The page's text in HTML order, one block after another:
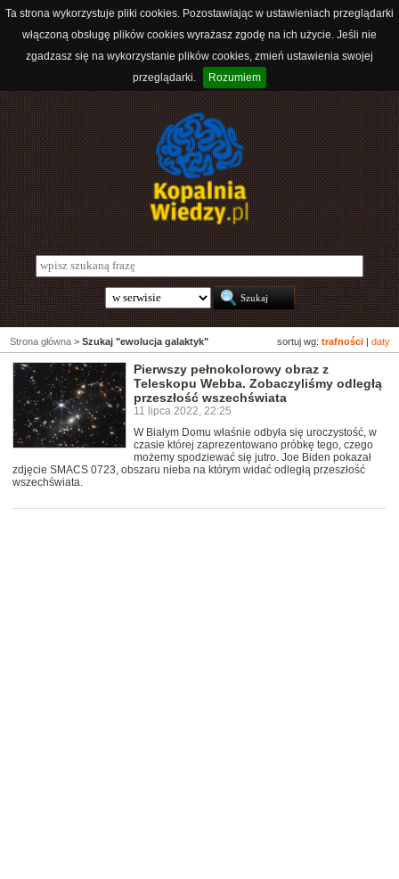
Ta strona wykorzystuje pliki cookies. Pozostawiając w ustawieniach przeglądarki
włączoną obsługę plików cookies wyrażasz zgodę na ich użycie. Jeśli nie
zgadzasz się na wykorzystanie plików cookies, zmień ustawienia swojej
przeglądarki.
Rozumiem
sortuj wg: trafności daty
Strona główna > Szukaj "ewolucja galaktyk"
Pierwszy pełnokolorowy obraz z
Teleskopu Webba. Zobaczyliśmy odległą
przeszłość wszechświata
11 lipca 2022, 22:25
W Białym Domu właśnie odbyła się uroczystość, w
czasie której zaprezentowano próbkę tego, czego
możemy spodziewać się jutro. Joe Biden pokazał
zdjęcie SMACS 0723, obszaru nieba na którym widać odległą przeszłość
wszechświata.